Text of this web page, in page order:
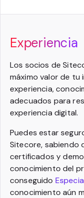
Experiencia
Los socios de
máximo valor de tu
experiencia,
adecuados para
experiencia digital.
Puedes estar
Sitecore, sabiendo
certificados y
conocimiento del
conseguido
conocimiento aún